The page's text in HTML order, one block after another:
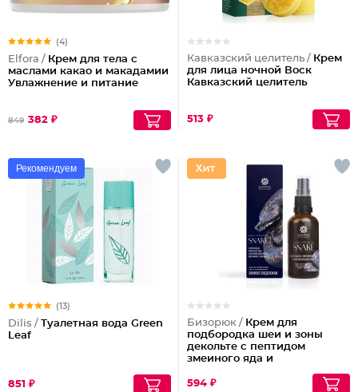
(4)
Elfora / Крем для тела с
маслами какао и макадамии
Увлажнение и питание
849 382 ₽
Кавказский целитель / Крем
для лица ночной Воск
Кавказский целитель
513 ₽
Рекомендуем
(13)
Dilis / Туалетная вода Green
Leaf
851 ₽
Бизорюк / Крем для
подбородка шеи и зоны
декольте с пептидом
змеиного яда и
594 ₽